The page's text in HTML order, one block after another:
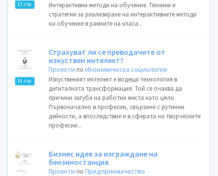
17 стр.
Интерактивни методи на обучение. Техники и
стратегии за реализиране на интерактивните методи
на обучение в рамките на класа...
11 стр.
Страхуват ли се преводачите от
изкуствен интелект?
Проекти поИкономическа социология
Изкуственият интелект е водеща технология в
дигиталната трансформация. Той се очаква да
причини загуба на работни места като цяло.
Първоначално в професии, свързани с рутинни
дейности, а впоследствие и в сферата на творческите
професии...
Бизнес идея за изграждане на
бензиностанция
Проекти поПредприемачество